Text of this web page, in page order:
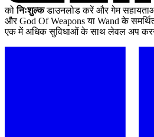
कोनिःशुल्कडाउनलोड करें और गेम
और God Of Weapons या Wand के
एक में अधिक सुविधाओं के साथ लेवल अप